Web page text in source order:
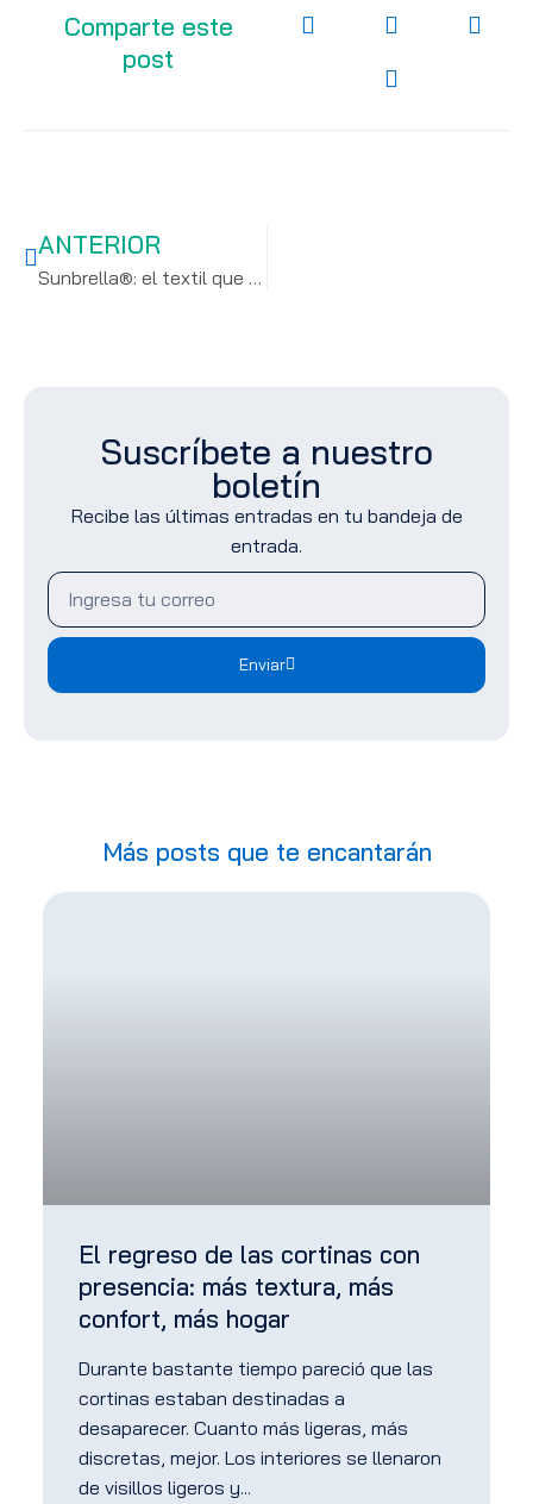
Comparte este
post
ANTERIOR
Sunbrella®: el textil que triunfa donde otros se rinden
Suscríbete a nuestro
boletín
Recibe las últimas entradas en tu bandeja de
entrada.
Enviar
Más posts que te encantarán
El regreso de las cortinas con
presencia: más textura, más
confort, más hogar
Durante bastante tiempo pareció que las
cortinas estaban destinadas a
desaparecer. Cuanto más ligeras, más
discretas, mejor. Los interiores se llenaron
de visillos ligeros y